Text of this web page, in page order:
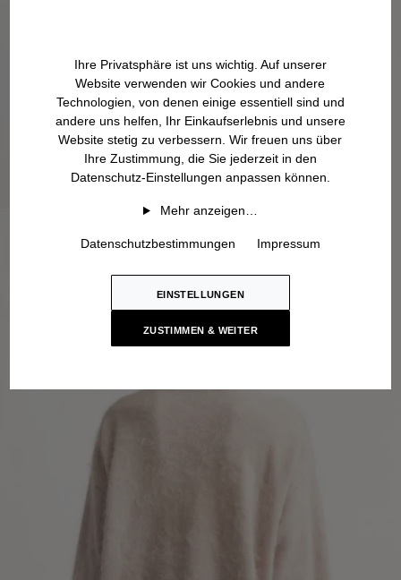
Ihre Privatsphäre ist uns wichtig. Auf unserer
Website verwenden wir Cookies und andere
Technologien, von denen einige essentiell sind und
andere uns helfen, Ihr Einkaufserlebnis und unsere
Website stetig zu verbessern. Wir freuen uns über
Ihre Zustimmung, die Sie jederzeit in den
Datenschutz-Einstellungen anpassen können.
Mehr anzeigen…
Datenschutzbestimmungen Impressum
EINSTELLUNGEN
ZUSTIMMEN & WEITER